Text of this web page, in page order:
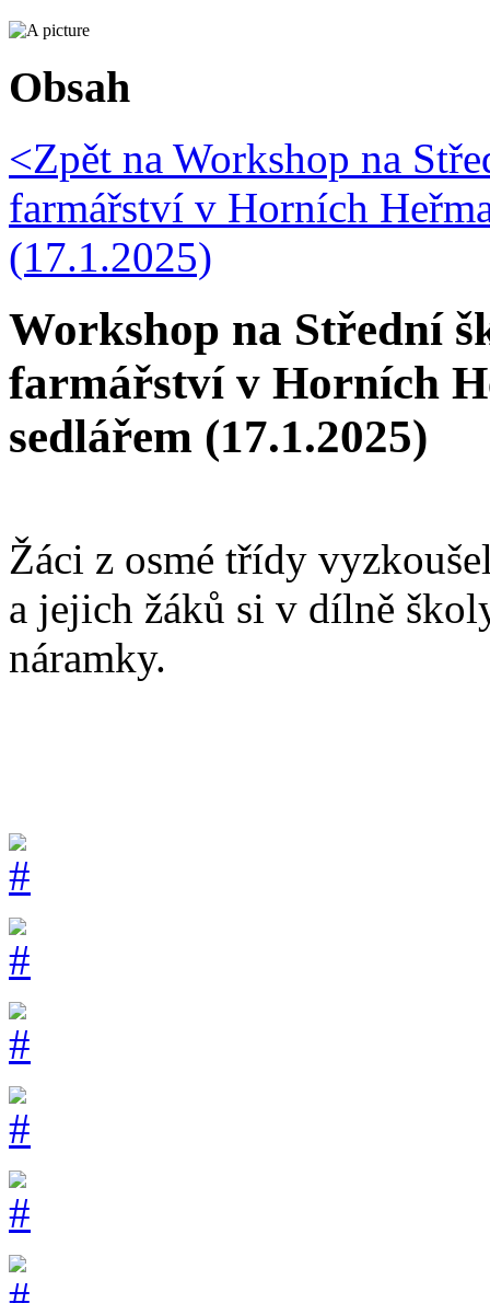
Obsah
<Zpět na Workshop na
farmářství v Horních
(17.1.2025)
Workshop na Střední
farmářství v Horních
sedlářem (17.1.2025)
Žáci z osmé třídy
a jejich žáků si v dílně
náramky.